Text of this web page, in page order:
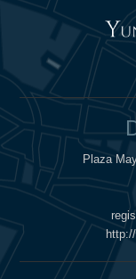
Plaza